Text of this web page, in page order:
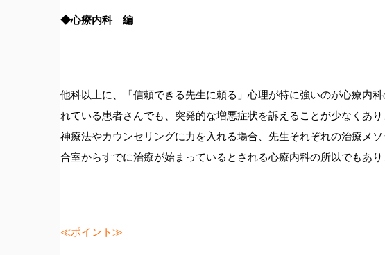
◆心療内科 編
他科以上に、「信頼できる先生に頼る」心理が特に強いのが心療内
れている患者さんでも、突発的な増悪症状を訴えることが少なくあ
神療法やカウンセリングに力を入れる場合、先生それぞれの治療メ
合室からすでに治療が始まっているとされる心療内科の所以でもあり
≪ポイント≫